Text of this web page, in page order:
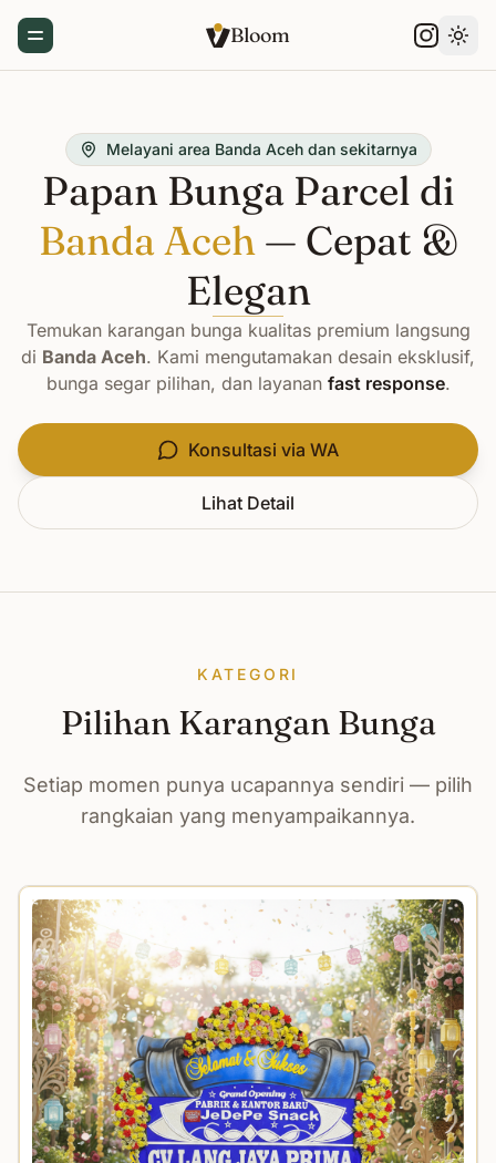
Toggle Menu Bloom
Melayani area Banda Aceh dan sekitarnya
Papan Bunga Parcel di
Banda Aceh— Cepat &
Elegan
Temukan karangan bunga kualitas premium langsung
di Banda Aceh. Kami mengutamakan desain eksklusif,
bunga segar pilihan, dan layanan fast response.
Konsultasi via WA
Lihat Detail
KATEGORI
Pilihan Karangan Bunga
Setiap momen punya ucapannya sendiri — pilih
rangkaian yang menyampaikannya.